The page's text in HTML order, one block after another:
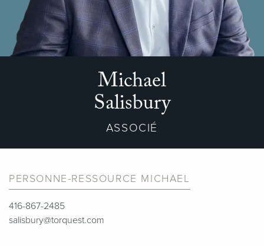
Michael
Salisbury
ASSOCIÉ
PERSONNE-RESSOURCE MICHAEL
416-867-2485
salisbury@torquest.com